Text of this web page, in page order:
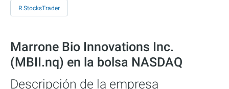
R StocksTrader
Marrone Bio Innovations Inc.
(MBII.nq) en la bolsa NASDAQ
Descripción de la empresa